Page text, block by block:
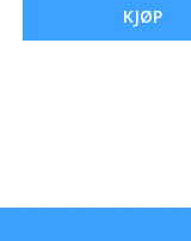
KJØP